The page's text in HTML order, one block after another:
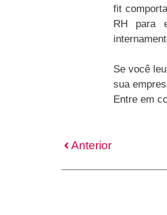
fit
RH para
Se você
sua
Entre em
Anterior